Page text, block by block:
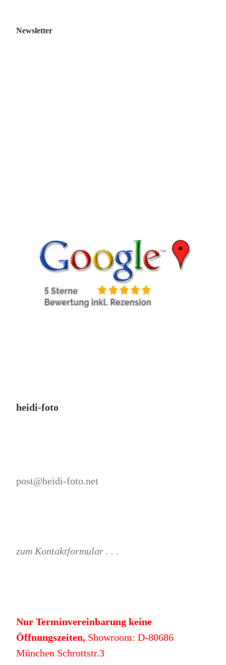
Newsletter
heidi-foto
post@heidi-foto.net
zum Kontaktformular . . .
Nur Terminvereinbarung keine
Öffnungszeiten,Showroom: D-80686
München Schrottstr.3